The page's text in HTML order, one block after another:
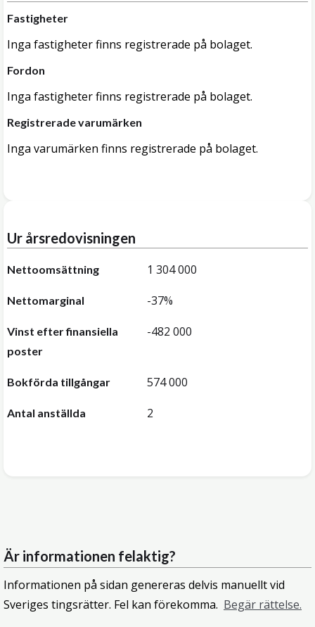
Fastigheter
Inga fastigheter finns registrerade på bolaget.
Fordon
Inga fastigheter finns registrerade på bolaget.
Registrerade varumärken
Inga varumärken finns registrerade på bolaget.
Ur årsredovisningen
Nettoomsättning 1 304 000
Nettomarginal -37%
Vinst efter finansiella
poster
-482 000
Bokförda tillgångar 574 000
Antal anställda 2
Är informationen felaktig?
Informationen på sidan genereras delvis manuellt vid
Sveriges tingsrätter. Fel kan förekomma. Begär rättelse.